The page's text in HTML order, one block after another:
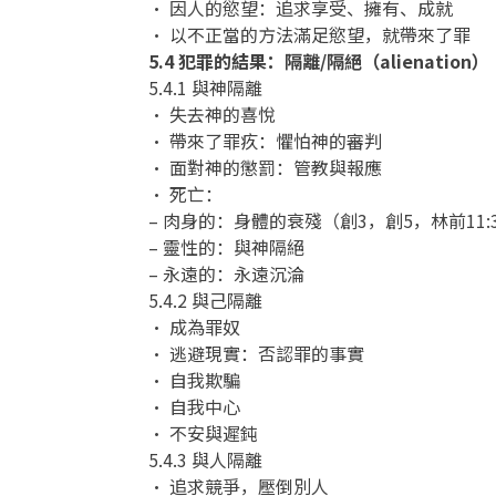
• 因人的慾望：追求享受、擁有、成就
• 以不正當的方法滿足慾望，就帶來了罪
5.4 犯罪的結果：隔離/隔絕（alienation）
5.4.1 與神隔離
• 失去神的喜悅
• 帶來了罪疚：懼怕神的審判
• 面對神的懲罰：管教與報應
• 死亡：
– 肉身的：身體的衰殘（創3，創5，林前
– 靈性的：與神隔絕
– 永遠的：永遠沉淪
5.4.2 與己隔離
• 成為罪奴
• 逃避現實：否認罪的事實
• 自我欺騙
• 自我中心
• 不安與遲鈍
5.4.3 與人隔離
• 追求競爭，壓倒別人